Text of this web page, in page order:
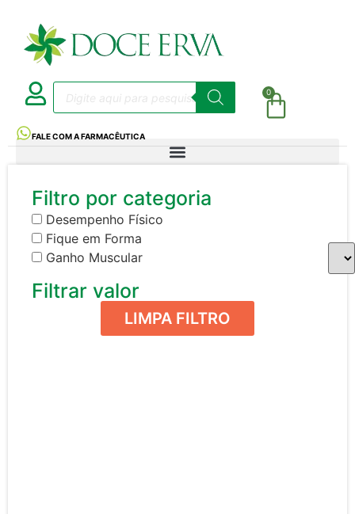
0
FALE COM A FARMACÊUTICA
Filtro por categoria
Desempenho Físico
Fique em Forma
Ganho Muscular
Filtrar valor
LIMPA FILTRO